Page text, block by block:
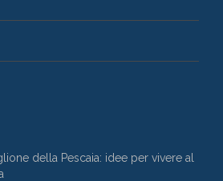
della Pescaia: idee per vivere al